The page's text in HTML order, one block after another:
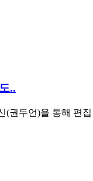
..
두언)을 통해 편